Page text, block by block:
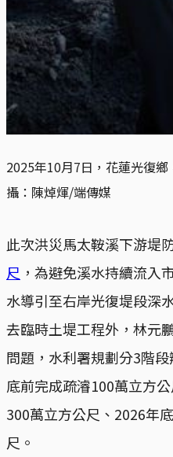
2025年10月7日，花蓮光復
攝：陳焯煇/端傳媒
此次洪災馬太鞍溪下游堤
尺 ，為避免溪水持續流入
水導引至右岸光復堤段深
去臨時土堤工程外，林元
問題，水利署規劃分3階
底前完成疏濬100萬立方
300萬立方公尺、2026年
尺。